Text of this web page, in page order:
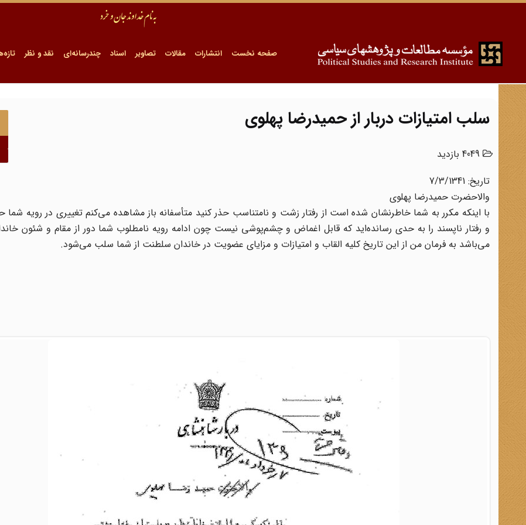
صفحه نخست انتشارات مقالات تصاویر اسناد چندرسانه‌ای نقد و نظر
سلب امتیازات دربار از حمیدرضا پهلوی
تاریخ: 7/3/1341
والاحضرت حمیدرضا پهلوی
با اینکه مکرر به شما خاطرنشان شده است از رفتار زشت و نامتناسب حذر کنید متأسفانه باز مشاهده می‌کنم تغییری در رویه
و رفتار ناپسند را به حدی رسانده‌اید که قابل اغماض و چشم‌پوشی نیست چون ادامه رویه نامطلوب شما دور از مقام و شئون
می‌باشد به فرمان من از این تاریخ کلیه القاب و امتیازات و مزایای عضویت در خاندان سلطنت از شما سلب می‌شود.